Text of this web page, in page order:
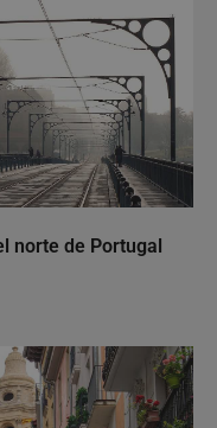
norte de Portugal